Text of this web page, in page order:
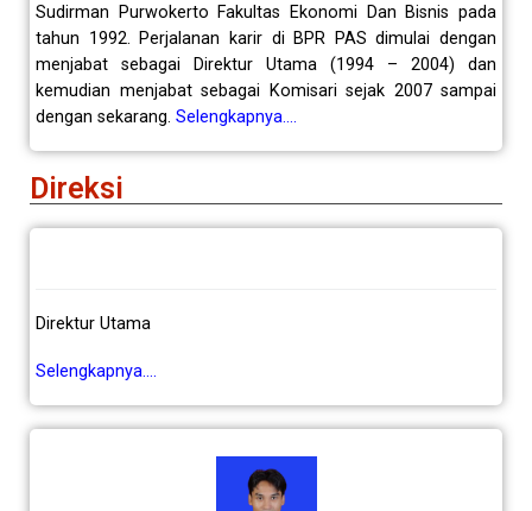
Sudirman Purwokerto Fakultas Ekonomi Dan Bisnis pada
tahun 1992. Perjalanan karir di BPR PAS dimulai dengan
menjabat sebagai Direktur Utama (1994 – 2004) dan
kemudian menjabat sebagai Komisari sejak 2007 sampai
dengan sekarang. Selengkapnya….
Direksi
Direktur Utama
Selengkapnya….